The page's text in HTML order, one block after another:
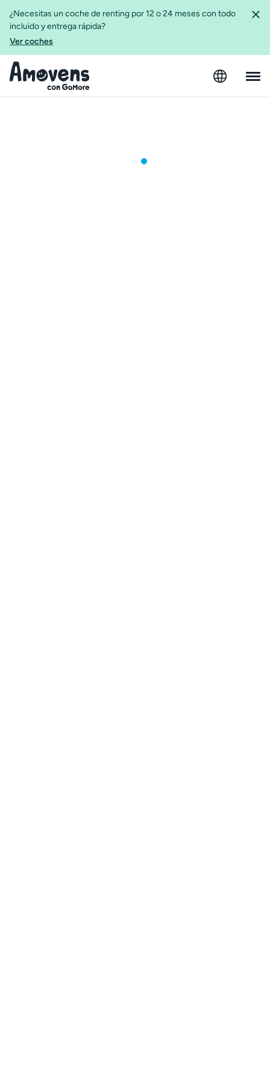
¿Necesitas un coche de renting por 12 o 24 meses con todo
incluido y entrega rápida?
Ver coches